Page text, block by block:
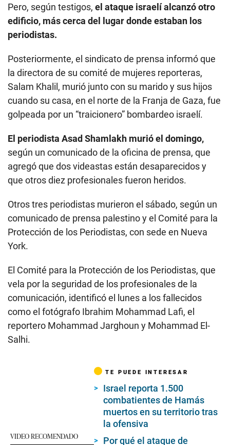
Pero, según testigos, el ataque israelí alcanzó otro
edificio, más cerca del lugar donde estaban los
periodistas.
Posteriormente, el sindicato de prensa informó que
la directora de su comité de mujeres reporteras,
Salam Khalil, murió junto con su marido y sus hijos
cuando su casa, en el norte de la Franja de Gaza, fue
golpeada por un “traicionero” bombardeo israelí.
El periodista Asad Shamlakh murió el domingo,
según un comunicado de la oficina de prensa, que
agregó que dos videastas están desaparecidos y
que otros diez profesionales fueron heridos.
Otros tres periodistas murieron el sábado, según un
comunicado de prensa palestino y el Comité para la
Protección de los Periodistas, con sede en Nueva
York.
El Comité para la Protección de los Periodistas, que
vela por la seguridad de los profesionales de la
comunicación, identificó el lunes a los fallecidos
como el fotógrafo Ibrahim Mohammad Lafi, el
reportero Mohammad Jarghoun y Mohammad El-
Salhi.
VIDEO RECOMENDADO
TE PUEDE INTERESAR
Israel reporta 1.500
combatientes de Hamás
muertos en su territorio tras
la ofensiva
Por qué el ataque de